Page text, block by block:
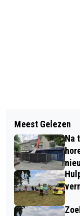
111
INZET
DRUGS
KOP OP
Meest Gelezen
Na